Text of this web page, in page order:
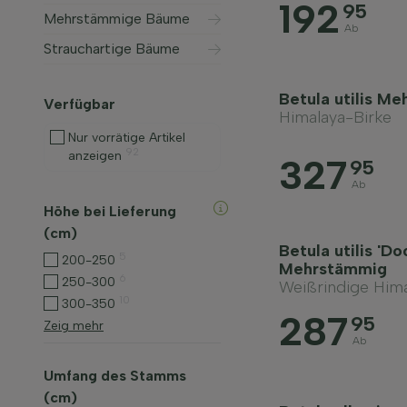
Mehrstämmige Bäume
Strauchartige Bäume
Verfügbar
Nur vorrätige Artikel
anzeigen
Höhe bei Lieferung
(cm)
200-250
250-300
300-350
Zeig mehr
Umfang des Stamms
(cm)
192 95
Ab
Betula utilis
Himalaya-Birke
32795
Ab
Betula utilis
Mehrstämmig
Weißrindige
28795
Ab